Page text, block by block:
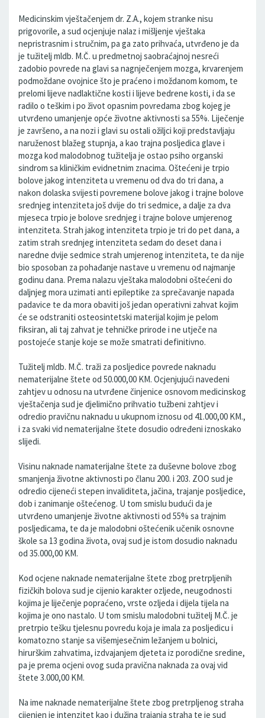
Medicinskim vještačenjem dr. Z.A., kojem stranke nisu
prigovorile, a sud ocjenjuje nalaz i mišljenje vještaka
nepristrasnim i stručnim, pa ga zato prihvaća, utvrđeno je da
je tužitelj mldb. M.Č. u predmetnoj saobraćajnoj nesreći
zadobio povrede na glavi sa nagnječenjem mozga, krvarenjem
podmoždane ovojnice što je praćeno i moždanom komom, te
prelomi lijeve nadlaktične kosti i lijeve bedrene kosti, i da se
radilo o teškim i po život opasnim povredama zbog kojeg je
utvrđeno umanjenje opće životne aktivnosti sa 55%. Liječenje
je završeno, a na nozi i glavi su ostali ožiljci koji predstavljaju
naruženost blažeg stupnja, a kao trajna posljedica glave i
mozga kod malodobnog tužitelja je ostao psiho organski
sindrom sa kliničkim evidnetnim znacima. Oštećeni je trpio
bolove jakog intenziteta u vremenu od dva do tri dana, a
nakon dolaska svijesti povremene bolove jakog i trajne bolove
srednjeg intenziteta još dvije do tri sedmice, a dalje za dva
mjeseca trpio je bolove srednjeg i trajne bolove umjerenog
intenziteta. Strah jakog intenziteta trpio je tri do pet dana, a
zatim strah srednjeg intenziteta sedam do deset dana i
naredne dvije sedmice strah umjerenog intenziteta, te da nije
bio sposoban za pohađanje nastave u vremenu od najmanje
godinu dana. Prema nalazu vještaka malodobni oštećeni do
daljnjeg mora uzimati anti epileptike za sprečavanje napada
padavice te da mora obaviti još jedan operativni zahvat kojim
će se odstraniti osteosintetski materijal kojim je pelom
fiksiran, ali taj zahvat je tehničke prirode i ne utječe na
postojeće stanje koje se može smatrati definitivno.
Tužitelj mldb. M.Č. traži za posljedice povrede naknadu
nematerijalne štete od 50.000,00 KM. Ocjenjujući navedeni
zahtjev u odnosu na utvrđene činjenice osnovom medicinskog
vještačenja sud je djelimično prihvatio tužbeni zahtjev i
odredio pravičnu naknadu u ukupnom iznosu od 41.000,00 KM.,
i za svaki vid nematerijalne štete dosudio određeni iznoskako
slijedi.
Visinu naknade namaterijalne štete za duševne bolove zbog
smanjenja životne aktivnosti po članu 200. i 203. ZOO sud je
odredio cijeneći stepen invaliditeta, jačina, trajanje posljedice,
dob i zanimanje oštećenog. U tom smislu budući da je
utvrđeno umanjenje životne aktivnosti od 55% sa trajnim
posljedicama, te da je malodobni oštećenik učenik osnovne
škole sa 13 godina života, ovaj sud je istom dosudio naknadu
od 35.000,00 KM.
Kod ocjene naknade nematerijalne štete zbog pretrpljenih
fizičkih bolova sud je cijenio karakter ozljede, neugodnosti
kojima je liječenje popraćeno, vrste ozljeda i dijela tijela na
kojima je ono nastalo. U tom smislu malodobni tužitelj M.Č. je
pretrpio tešku tjelesnu povredu koja je imala za posljedicu i
komatozno stanje sa višemjesečnim ležanjem u bolnici,
hirurškim zahvatima, izdvajanjem djeteta iz porodične sredine,
pa je prema ocjeni ovog suda pravična naknada za ovaj vid
štete 3.000,00 KM.
Na ime naknade nematerijalne štete zbog pretrpljenog straha
cijenjen je intenzitet kao i dužina trajanja straha te je sud